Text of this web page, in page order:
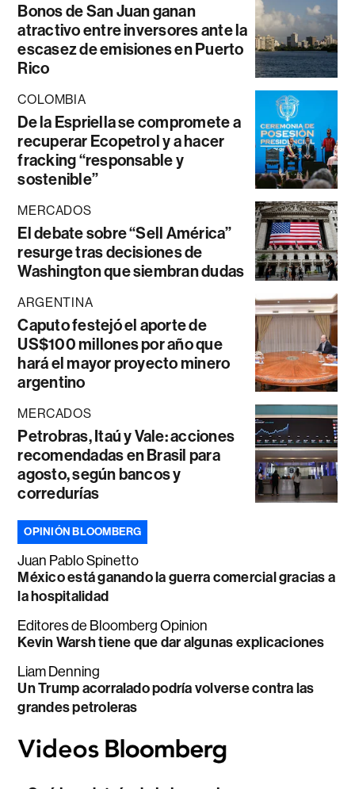
Bonos de San Juan ganan
atractivo entre inversores ante la
escasez de emisiones en Puerto
Rico
COLOMBIA
De la Espriella se compromete a
recuperar Ecopetrol y a hacer
fracking “responsable y
sostenible”
MERCADOS
El debate sobre “Sell América”
resurge tras decisiones de
Washington que siembran dudas
ARGENTINA
Caputo festejó el aporte de
US$100 millones por año que
hará el mayor proyecto minero
argentino
MERCADOS
Petrobras, Itaú y Vale: acciones
recomendadas en Brasil para
agosto, según bancos y
corredurías
OPINIÓN BLOOMBERG
Juan Pablo Spinetto
México está ganando la guerra comercial gracias a
la hospitalidad
Editores de Bloomberg Opinion
Kevin Warsh tiene que dar algunas explicaciones
Liam Denning
Un Trump acorralado podría volverse contra las
grandes petroleras